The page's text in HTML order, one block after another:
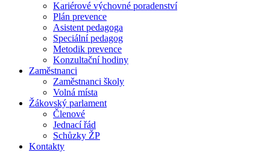
Kariérové výchovné poradenství
Plán prevence
Asistent pedagoga
Speciální pedagog
Metodik prevence
Konzultační hodiny
Zaměstnanci
Zaměstnanci školy
Volná místa
Žákovský parlament
Členové
Jednací řád
Schůzky ŽP
Kontakty